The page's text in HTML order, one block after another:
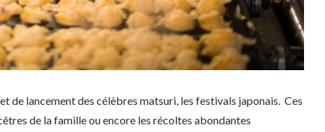
de lancement des célèbres matsuri, les festivals japonais. Ces
de la famille ou encore les récoltes abondantes